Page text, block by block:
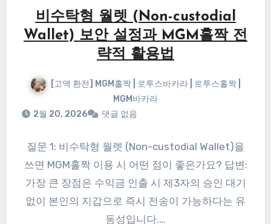
비수탁형 월렛 (Non-custodial
Wallet) 보안 설정과 MGM홀짝 전
략적 활용법
[고액 환전] MGM홀짝 | 로투스바카라 | 로투스홀짝 |
MGM바카라
2월 20, 2026
댓글 없음
질문 1: 비수탁형 월렛 (Non-custodial Wallet)을
쓰면 MGM홀짝 이용 시 어떤 점이 좋은가요? 답변:
가장 큰 장점은 수익금 인출 시 제3자의 승인 대기
없이 본인의 지갑으로 즉시 전송이 가능하다는 유
동성입니다.…